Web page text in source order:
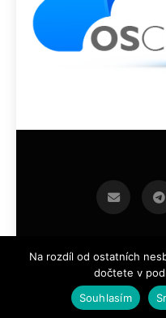
infoek.cz
Na rozdíl od ostatních
dočtete v
Souhlasím